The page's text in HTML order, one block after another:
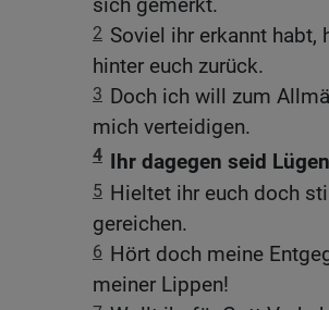
sich gemerkt.
2 Soviel ihr erkannt habt,
hinter euch zurück.
3 Doch ich will zum
mich verteidigen.
4 Ihr dagegen seid
5 Hieltet ihr euch doch
gereichen.
6 Hört doch meine
meiner Lippen!